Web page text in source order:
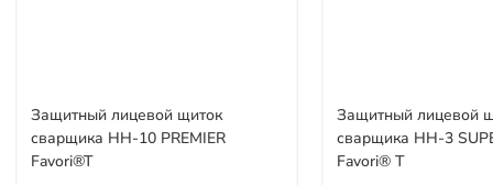
Защитный лицевой щиток
сварщика НН-10 PREMIER
Favori®T
Защитный лицевой
сварщика НН-3
Favori® T